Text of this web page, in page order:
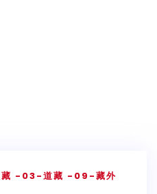
-03-道藏 -09-藏外